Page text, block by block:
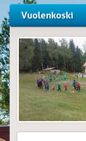
Vuolenkoski